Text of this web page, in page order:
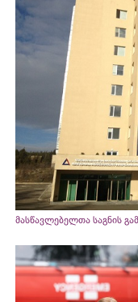
მასწავლებელთა საგნის